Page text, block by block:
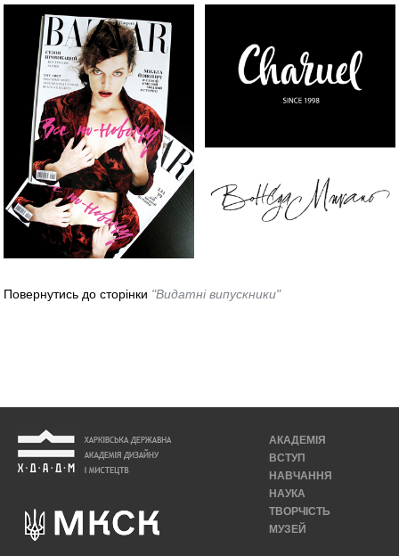
Повернутись до сторінки "Видатні випускники"
АКАДЕМІЯ
ВСТУП
НАВЧАННЯ
НАУКА
ТВОРЧІСТЬ
МУЗЕЙ